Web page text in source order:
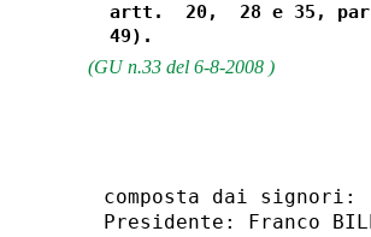
artt.  20,  28 e 35,
(GU n.33 del 6-8-2008 )
composta dai signori:
Presidente: Franco